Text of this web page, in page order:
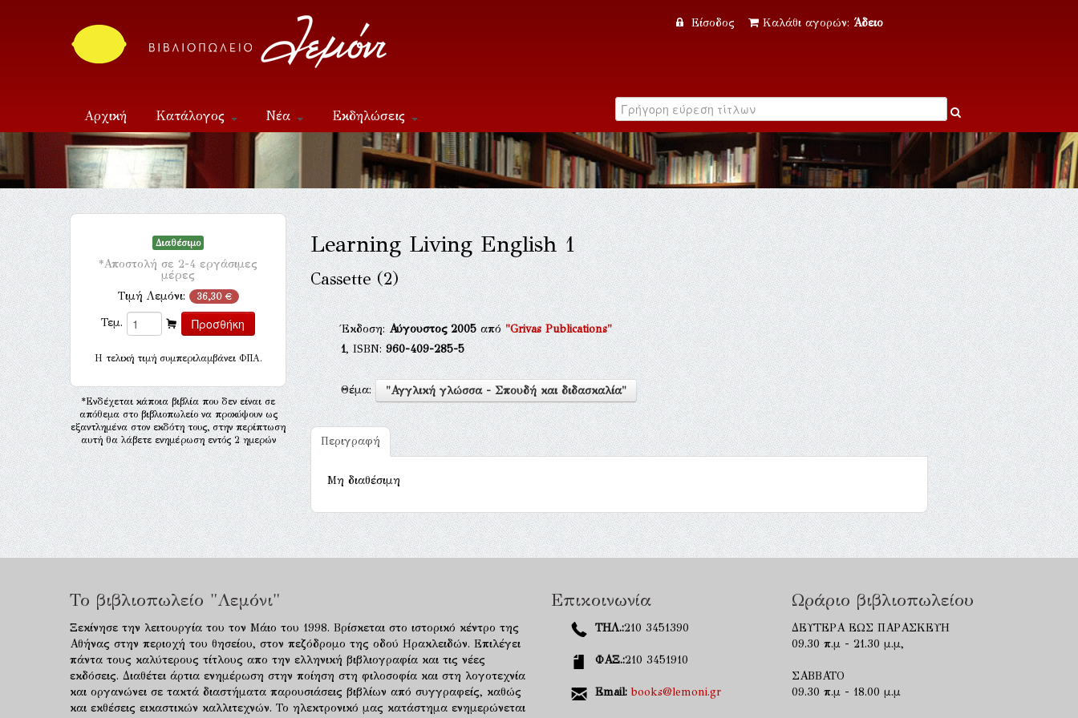
Είσοδος Καλάθι αγορών: Άδειο
Αρχική Κατάλογος Νέα Εκδηλώσεις
Επικοινωνία
Διαθέσιμο
*Αποστολή σε 2-4 εργάσιμες
μέρες
Τιμή Λεμόνι: 36,30 €
Τεμ.
H τελική τιμή συμπεριλαμβάνει ΦΠΑ.
*Ενδέχεται κάποια βιβλία που δεν είναι σε
απόθεμα στο βιβλιοπωλείο να προκύψουν ως
εξαντλημένα στον εκδότη τους, στην περίπτωση
αυτή θα λάβετε ενημέρωση εντός 2 ημερών
Learning Living English 1
Cassette (2)
Έκδοση:Αύγουστος 2005από"Grivas Publications"
1, ISBN:960-409-285-5
Θέμα: "Αγγλική γλώσσα - Σπουδή και διδασκαλία"
Περιγραφή
Μη διαθέσιμη
Το βιβλιοπωλείο "Λεμόνι"
Ξεκίνησε την λειτουργία του τον Μάιο του 1998. Βρίσκεται στο ιστορικό κέντρο της
Αθήνας στην περιοχή του θησείου, στον πεζόδρομο της οδού Ηρακλειδών. Επιλέγει
πάντα τους καλύτερους τίτλους απο την ελληνική βιβλιογραφία και τις νέες
εκδόσεις. Διαθέτει άρτια ενημέρωση στην ποίηση στη φιλοσοφία και στη λογοτεχνία
και οργανώνει σε τακτά διαστήματα παρουσιάσεις βιβλίων από συγγραφείς, καθώς
και εκθέσεις εικαστικών καλλιτεχνών. Το ηλεκτρονικό μας κατάστημα ενημερώνεται
Επικοινωνία
ΤΗΛ.:210 3451390
ΦΑΞ.:210 3451910
Email: books@lemoni.gr
Ωράριο βιβλιοπωλείου
ΔΕΥΤΕΡΑ ΕΩΣ ΠΑΡΑΣΚΕΥΗ
09.30 π.μ - 21.30 μ.μ,
ΣΑΒΒΑΤΟ
09.30 π.μ - 18.00 μ.μ